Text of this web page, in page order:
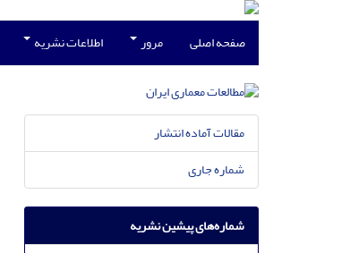
صفحه اصلی مرور اطلاعات نشریه
مقالات آماده انتشار
شماره جاری
شماره‌های پیشین نشریه